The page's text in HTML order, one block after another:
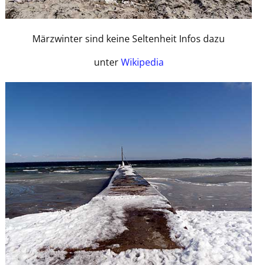
Märzwinter sind keine Seltenheit Infos dazu
unterWikipedia